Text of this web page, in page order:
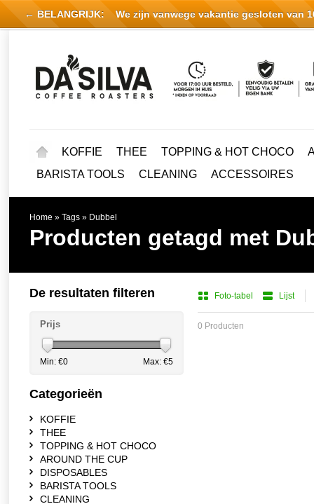
KOFFIE THEE TOPPING & HOT CHOCO
BARISTA TOOLS
CLEANING ACCESSOIRES
Home » Tags » Dubbel
Producten getagd met
Foto-tabel Lijst
0 Producten
De resultaten filteren
Prijs
Min: €0 Max: €5
Categorieën
KOFFIE
THEE
TOPPING & HOT CHOCO
AROUND THE CUP
DISPOSABLES
BARISTA TOOLS
CLEANING
← BELANGRIJK: We zijn vanwege vakantie gesloten van